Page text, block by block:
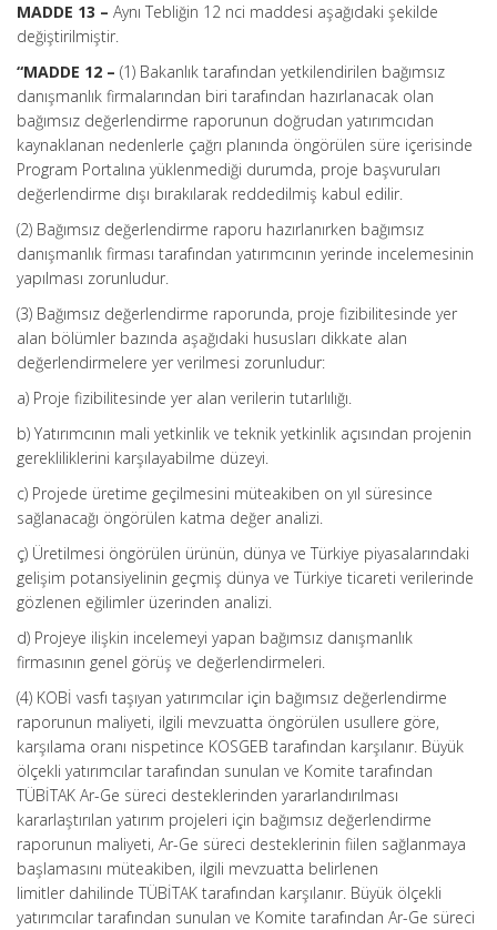
MADDE 13 – Aynı Tebliğin 12 nci maddesi aşağıdaki şekilde
değiştirilmiştir.
“MADDE 12 – (1) Bakanlık tarafından yetkilendirilen bağımsız
danışmanlık firmalarından biri tarafından hazırlanacak olan
bağımsız değerlendirme raporunun doğrudan yatırımcıdan
kaynaklanan nedenlerle çağrı planında öngörülen süre içerisinde
Program Portalına yüklenmediği durumda, proje başvuruları
değerlendirme dışı bırakılarak reddedilmiş kabul edilir.
(2) Bağımsız değerlendirme raporu hazırlanırken bağımsız
danışmanlık firması tarafından yatırımcının yerinde incelemesinin
yapılması zorunludur.
(3) Bağımsız değerlendirme raporunda, proje fizibilitesinde yer
alan bölümler bazında aşağıdaki hususları dikkate alan
değerlendirmelere yer verilmesi zorunludur:
a) Proje fizibilitesinde yer alan verilerin tutarlılığı.
b) Yatırımcının mali yetkinlik ve teknik yetkinlik açısından projenin
gerekliliklerini karşılayabilme düzeyi.
c) Projede üretime geçilmesini müteakiben on yıl süresince
sağlanacağı öngörülen katma değer analizi.
ç) Üretilmesi öngörülen ürünün, dünya ve Türkiye piyasalarındaki
gelişim potansiyelinin geçmiş dünya ve Türkiye ticareti verilerinde
gözlenen eğilimler üzerinden analizi.
d) Projeye ilişkin incelemeyi yapan bağımsız danışmanlık
firmasının genel görüş ve değerlendirmeleri.
(4) KOBİ vasfı taşıyan yatırımcılar için bağımsız değerlendirme
raporunun maliyeti, ilgili mevzuatta öngörülen usullere göre,
karşılama oranı nispetince KOSGEB tarafından karşılanır. Büyük
ölçekli yatırımcılar tarafından sunulan ve Komite tarafından
TÜBİTAK Ar-Ge süreci desteklerinden yararlandırılması
kararlaştırılan yatırım projeleri için bağımsız değerlendirme
raporunun maliyeti, Ar-Ge süreci desteklerinin fiilen sağlanmaya
başlamasını müteakiben, ilgili mevzuatta belirlenen
limitler dahilinde TÜBİTAK tarafından karşılanır. Büyük ölçekli
yatırımcılar tarafından sunulan ve Komite tarafından Ar-Ge süreci